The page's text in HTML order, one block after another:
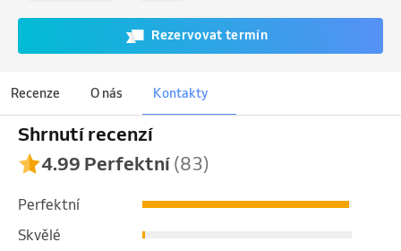
Rezervovat termín
Recenze O nás Kontakty
Shrnutí recenzí
4.99 Perfektní(83)
Perfektní
Skvělé